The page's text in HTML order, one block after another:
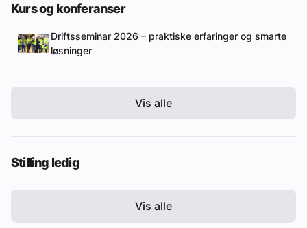
Kurs og konferanser
Driftsseminar 2026 – praktiske erfaringer og smarte
løsninger
Vis alle
Stilling ledig
Vis alle